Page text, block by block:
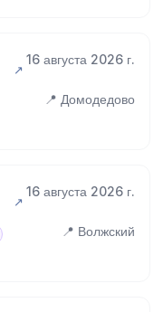
16 августа 2026 г.
📍 Домодедово
16 августа 2026 г.
📍 Волжский